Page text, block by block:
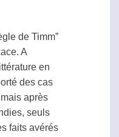
de Timm”
A
en
des cas
mais après
seuls
faits avérés